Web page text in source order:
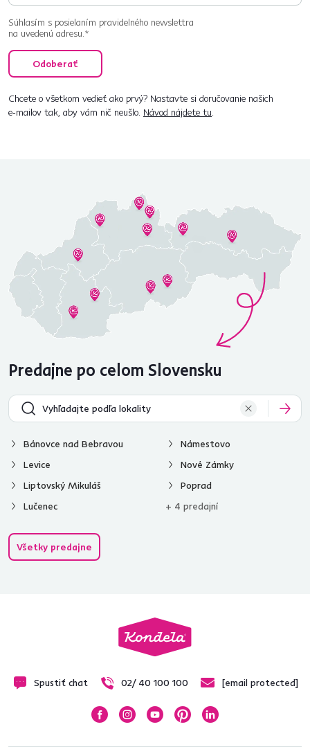
Súhlasím s posielaním pravidelného newslettra
na uvedenú adresu.*
Odoberať
Chcete o všetkom vedieť ako prvý? Nastavte si doručovanie našich
e‑mailov tak, aby vám nič neušlo. Návod nájdete tu.
Predajne po celom Slovensku
Bánovce nad Bebravou
Levice
Liptovský Mikuláš
Lučenec
Námestovo
Nové Zámky
Poprad
+ 4 predajní
Všetky predajne
Spustiť chat 02/ 40 100 100 [email protected]